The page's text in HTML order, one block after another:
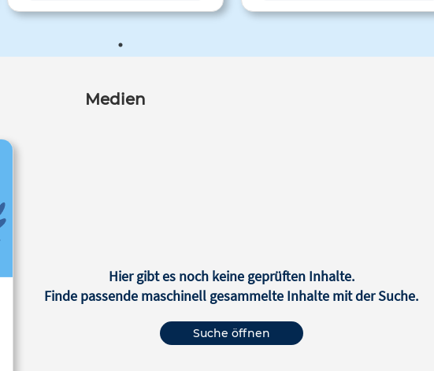
Möglichkeit von Demokratie ist.
Medien
Hier gibt es noch keine geprüften Inhalte.
Finde passende maschinell gesammelte Inhalte mit der Suche.
Suche öffnen